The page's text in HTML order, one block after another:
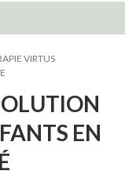
VIRTUS
THÉRAPIE,
LA
SOLUTION
POUR
AIDER
LES
EN